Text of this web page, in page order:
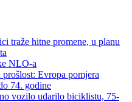
traže hitne promene, u planu
NLO-a
Evropa pomjera
74. godine
vozilo udarilo biciklistu, 75-